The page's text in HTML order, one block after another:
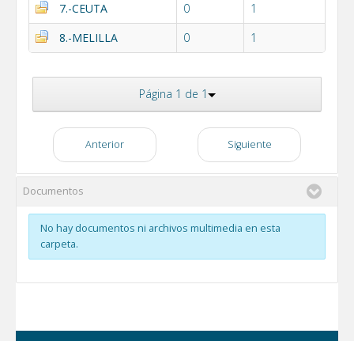
7.-CEUTA
0
1
8.-MELILLA
0 1
Página 1 de 1
Anterior Siguiente
Documentos
No hay documentos ni archivos multimedia en esta
carpeta.